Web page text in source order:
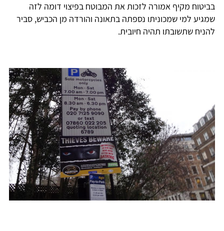
בביטוח מקיף אמורה לזכות את המבוטח בפיצוי דומה לזה
שמגיע למי שמכוניתו נספתה בתאונה והורדה מן הכביש, סביר
להניח שתשובתו תהיה חיובית.